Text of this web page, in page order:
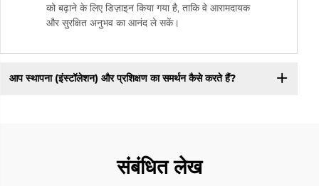
को बढ़ाने के लिए डिज़ाइन किया गया है, ताकि वे आरामदायक
और सुरक्षित अनुभव का आनंद ले सकें।
आप स्थापना (इंस्टॉलेशन) और प्रशिक्षण का समर्थन कैसे करते हैं?
संबंधित लेख